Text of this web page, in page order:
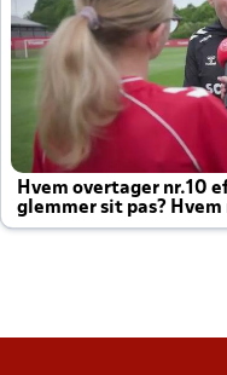
Hvem overtager nr.10
glemmer sit pas?
altid til efter kampe?